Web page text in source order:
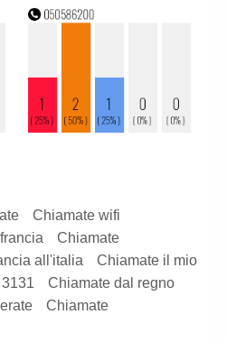
Chiamate wifi
Chiamate
all'italia
Chiamate il mio
Chiamate dal regno
Chiamate